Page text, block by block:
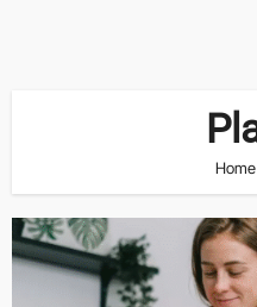
Home